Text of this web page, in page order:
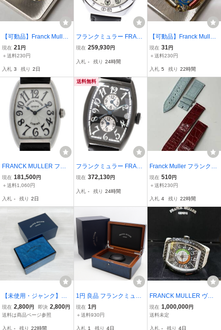
【可動品】Franck Muller
フランクミュラー クォー
ツ ムーブメント ベース E
風防付属【現状】№6872
現在 21円
＋送料230円
入札 3 残り 2日
フランクミュラー FRAN
CK MULLER 2000SCP
自動巻き メンズ _918920
現在 259,930円
入札 - 残り 24時間
【可動品】Franck Muller
フランクミュラー クォー
ツ ムーブメント ベース E
風防付属【現状】№6873
現在 31円
＋送料230円
入札 5 残り 22時間
FRANCK MULLER フラ
ンクミュラー 7502QZ ト
ノーカーベックス シルバ
オーツ レディース【1476
現在 181,500円
＋送料1,060円
入札 - 残り 2日
送料無料
フランクミュラー FRAN
CK MULLER 5850MBNR
ターバンカー デイト 自動
現在 372,130円
入札 - 残り 24時間
Franck Muller フランクミ
ュラー 時計 ワニ革 スト
ラップ×2(18-16、16)【現
現在 510円
＋送料230円
入札 4 残り 22時間
【未使用・ジャンク】 2
60724-3 FRANCK MUL
LER/フランクミュラー
現在 2,800円 即決 2,800円
送料は商品ページ参照
入札 - 残り 22時間
1円 良品 フランクミュラ
ー 空箱 保付 腕時計用 ブ
ルーカラー メンズ/レディ
現在 1 円
＋送料930円
入札 1 残り 4日
FRANCK MULLER ヴァ
ンガードバックスウィン
グ ゴルフV45CGOLFTT
現在 1,000,000円
送料未定
入札 - 残り 4日